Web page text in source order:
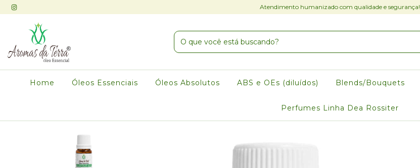
Atendimento humanizado com qualidade e segurança!
Home Óleos Essenciais Óleos Absolutos ABS e OEs (diluídos) Blends/Bouquets
Perfumes Linha Dea Rossiter